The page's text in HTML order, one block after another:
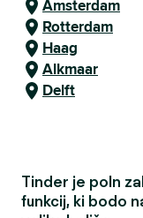
Amsterdam
Rotterdam
Haag
Alkmaar
Delft
Tinder je poln
funkcij, ki bodo